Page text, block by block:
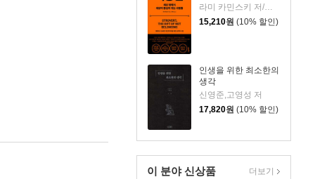
라미 카민스키 저/최지숙 역
15,210원 (10% 할인)
인생을 위한 최소한의
생각
신영준,고영성 저
17,820원 (10% 할인)
이 분야 신상품 더보기